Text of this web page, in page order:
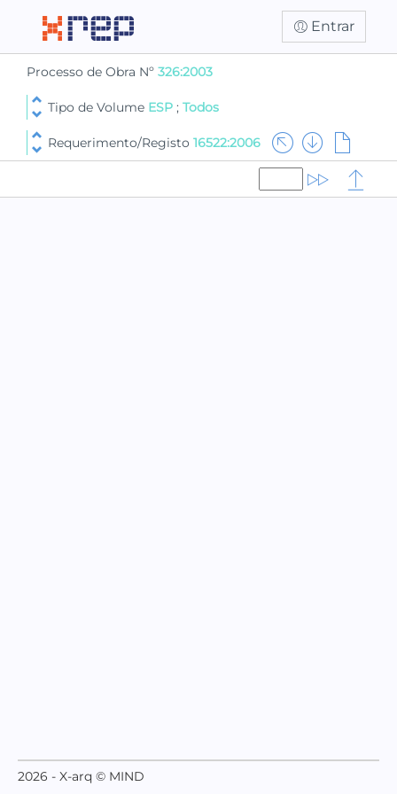
Entrar
Processo de Obra Nº 326:2003
Tipo de Volume ESP ; Todos
Requerimento/Registo 16522:2006
2026 - X-arq © MIND